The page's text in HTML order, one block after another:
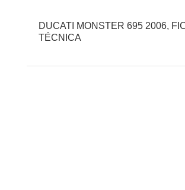
DUCATI MONSTER 695 2006,
TÉCNICA